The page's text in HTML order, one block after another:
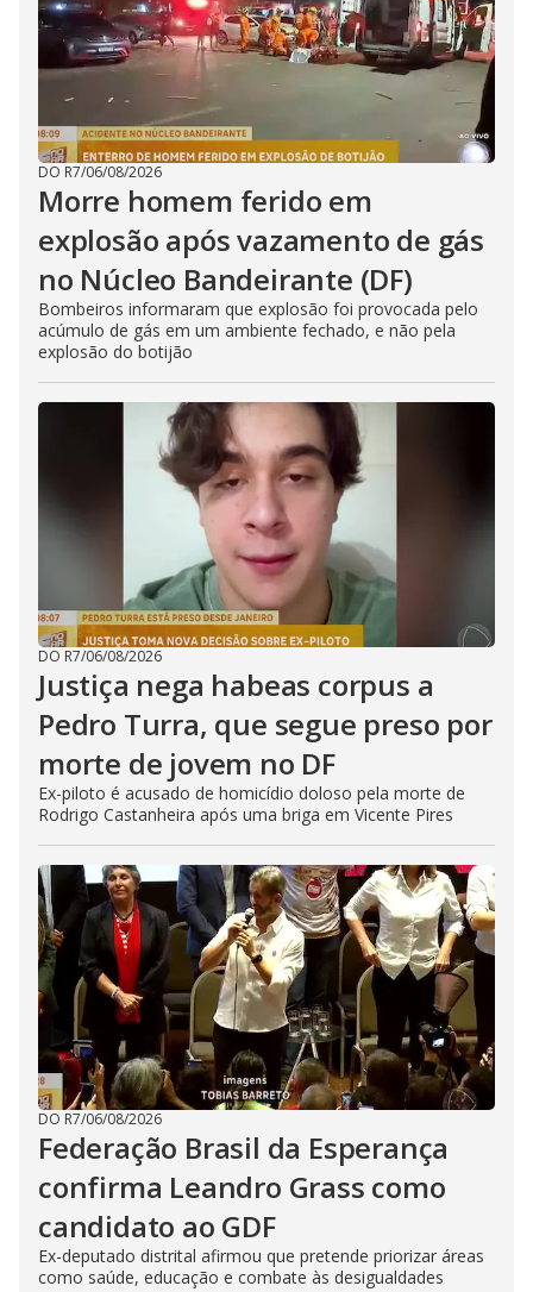
DO R7/06/08/2026
Morre homem ferido em
explosão após vazamento de gás
no Núcleo Bandeirante (DF)
Bombeiros informaram que explosão foi provocada pelo
acúmulo de gás em um ambiente fechado, e não pela
explosão do botijão
DO R7/06/08/2026
Justiça nega habeas corpus a
Pedro Turra, que segue preso por
morte de jovem no DF
Ex-piloto é acusado de homicídio doloso pela morte de
Rodrigo Castanheira após uma briga em Vicente Pires
DO R7/06/08/2026
Federação Brasil da Esperança
confirma Leandro Grass como
candidato ao GDF
Ex-deputado distrital afirmou que pretende priorizar áreas
como saúde, educação e combate às desigualdades